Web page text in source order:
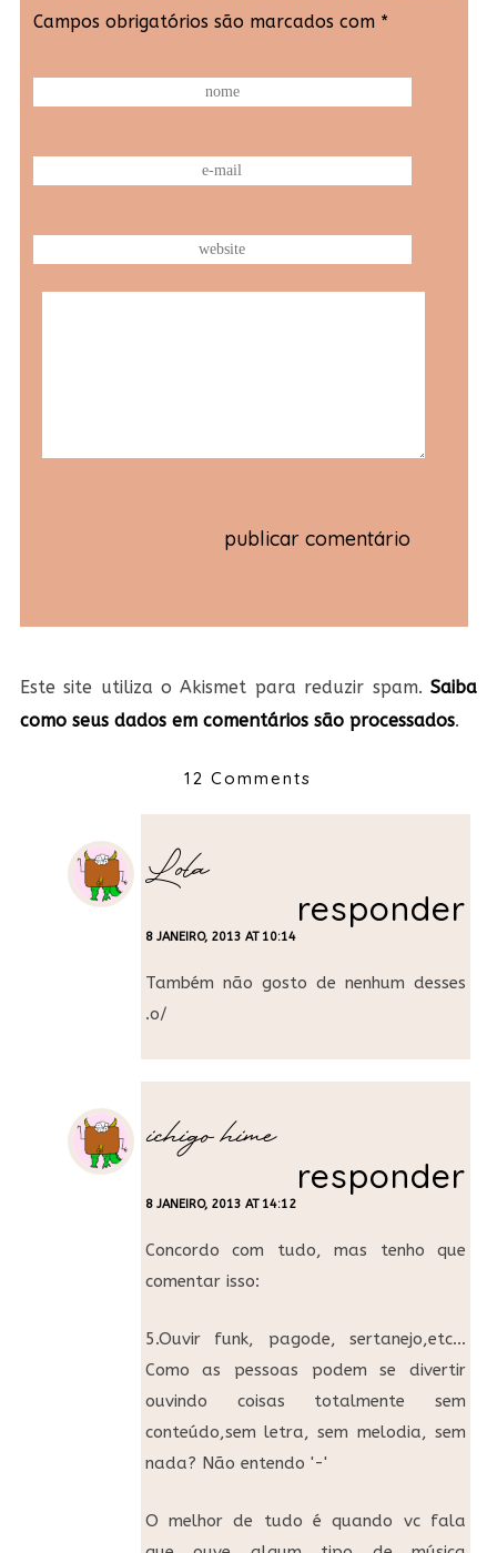
Campos obrigatórios são marcados com *
Este site utiliza o Akismet para reduzir spam.Saiba
como seus dados em comentários são processados.
12 Comments
Lola
8 JANEIRO, 2013 AT 10:14
responder
Também não gosto de nenhum desses
.o/
ichigo hime
8 JANEIRO, 2013 AT 14:12
responder
Concordo com tudo, mas tenho que
comentar isso:
5.Ouvir funk, pagode, sertanejo,etc…
Como as pessoas podem se divertir
ouvindo coisas totalmente sem
conteúdo,sem letra, sem melodia, sem
nada? Não entendo '-'
O melhor de tudo é quando vc fala